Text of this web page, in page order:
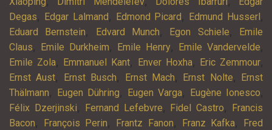
Degas, Edgar Lalmand , Edmond Picard , Edmund Husserl ,
Eduard Bernstein, Edvard Munch, Egon Schiele,
Emile
Claus, Emile Durkheim, Emile Henry, Emile Vandervelde,
Emile Zola, Emmanuel Kant, Enver Hoxha, Eric Zemmour,
Ernst Aust, Ernst Busch, Ernst Mach, Ernst Nolte,
Ernst
Thälmann, Eugen Dühring, Eugen Varga, Eugène Ionesco,
Félix Dzerjinski, Fernand Lefebvre, Fidel Castro,
Francis
Bacon, François Perin, Frantz Fanon, Franz Kafka,
Fred